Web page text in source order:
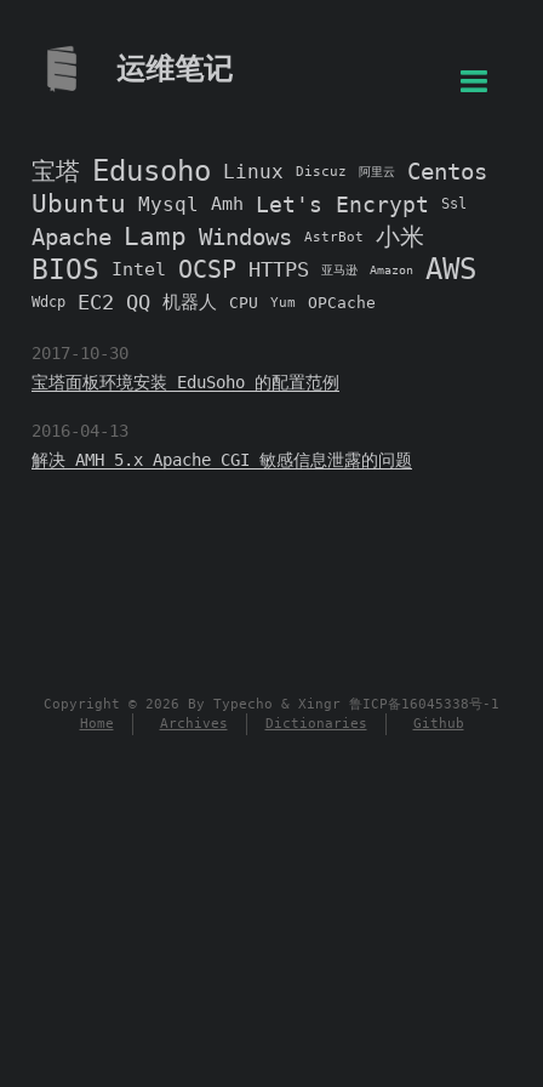
运维笔记
宝塔 Edusoho Linux Discuz 阿里云 Centos
Ubuntu Mysql Amh Let's Encrypt Ssl
Apache Lamp Windows AstrBot 小米
BIOS Intel OCSP HTTPS 亚马逊 Amazon AWS
Wdcp EC2 QQ 机器人 CPU Yum OPCache
2017-10-30
宝塔面板环境安装 EduSoho 的配置范例
2016-04-13
解决 AMH 5.x Apache CGI 敏感信息泄露的问题
Copyright © 2026 By Typecho & Xingr
鲁ICP备16045338号-1
Home
Archives Dictionaries Github